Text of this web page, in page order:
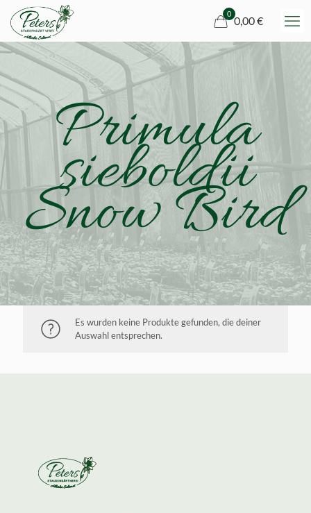
0
0,00 €
Primula
sieboldii
Snow Bird
Es wurden keine Produkte gefunden, die deiner
Auswahl entsprechen.